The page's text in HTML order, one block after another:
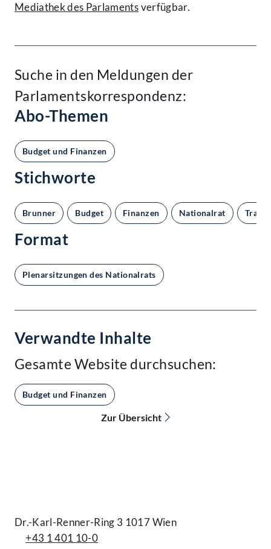
Mediathek des Parlamentsverfügbar.
Suche in den Meldungen der
Parlamentskorrespondenz:
Abo-Themen
Budget und Finanzen
Stichworte
Brunner Budget Finanzen Nationalrat
Format
Plenarsitzungen des Nationalrats
Verwandte Inhalte
Gesamte Website durchsuchen:
Budget und Finanzen
Zur Übersicht
Dr.-Karl-Renner-Ring 3 1017 Wien
+43 1 401 10-0